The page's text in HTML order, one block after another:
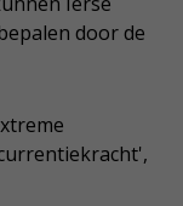
door de